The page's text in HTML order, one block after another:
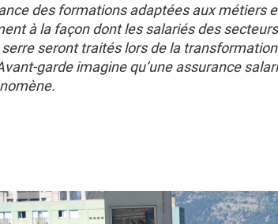
des formations adaptées aux métiers
à la façon dont les salariés des
seront traités lors de la
garde imagine qu’une assurance